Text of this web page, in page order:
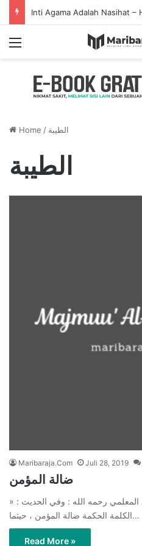
Inti Agama Adalah Nasihat –
Home / الطيبة
الطيبة
Maribaraja.Com Juli 28, 2019
ضالة المؤمن
رحمه الله : وفي الحديث : «
الكلمة الحكمة ضالة المؤمن ، حيثما…
Read More »